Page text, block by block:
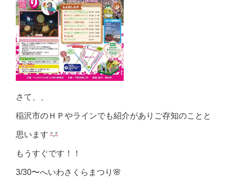
さて、、
稲沢市のＨＰやラインでも紹介がありご存知のことと
思います
もうすぐです！！
3/30〜へいわさくらまつり🌸